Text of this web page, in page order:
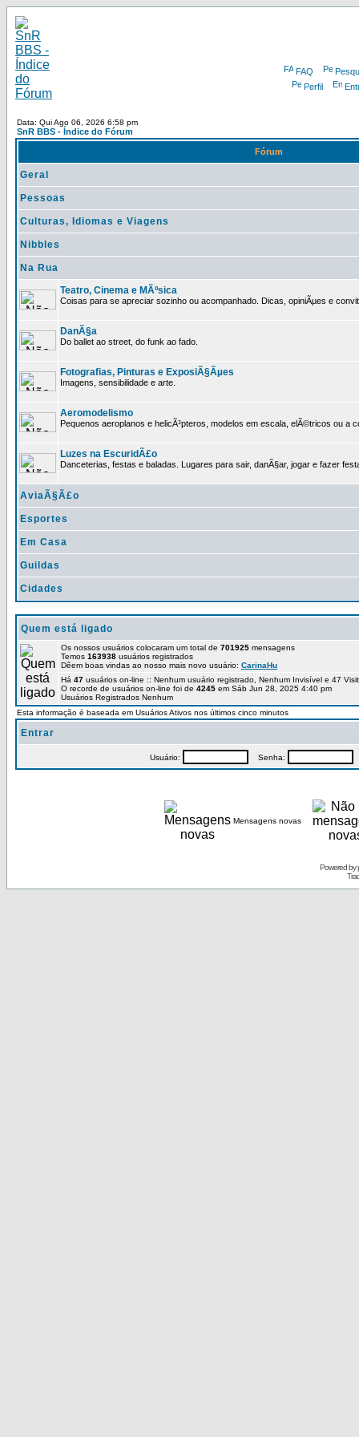
FAQ
Perfil
Data: Qui Ago 06, 2026 6:58 pm
SnR BBS - Índice do Fórum
Fórum
Geral
Pessoas
Culturas, Idiomas e Viagens
Nibbles
Na Rua
Teatro, Cinema e MÃºsica
Coisas para se apreciar sozinho ou acompanhado. Dicas, opiniÃµes e
DanÃ§a
Do ballet ao street, do funk ao fado.
Fotografias, Pinturas e ExposiÃ§Ãµes
Imagens, sensibilidade e arte.
Aeromodelismo
Pequenos aeroplanos e helicÃ³pteros, modelos em escala, elÃ©tricos ou a
Luzes na EscuridÃ£o
Danceterias, festas e baladas. Lugares para sair, danÃ§ar, jogar e fazer
AviaÃ§Ã£o
Esportes
Em Casa
Guildas
Cidades
Quem está ligado
Os nossos usuários colocaram um total de 701925 mensagens
Temos 163938 usuários registrados
Dêem boas vindas ao nosso mais novo usuário: CarinaHu
Há 47 usuários on-line :: Nenhum usuário registrado, Nenhum Invisível e 47
O recorde de usuários on-line foi de 4245 em Sáb Jun 28, 2025 4:40 pm
Usuários Registrados Nenhum
Esta informação é baseada em Usuários Ativos nos últimos cinco minutos
Entrar
Usuário: Senha:
Mensagens novas
Powered by